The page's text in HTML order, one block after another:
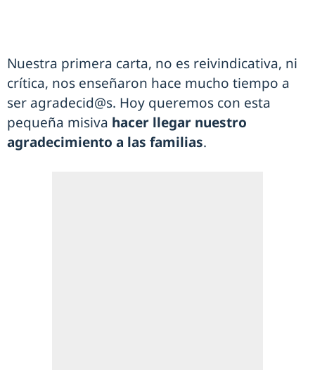
Nuestra primera carta, no es reivindicativa, ni
crítica, nos enseñaron hace mucho tiempo a
ser agradecid@s. Hoy queremos con esta
pequeña misiva hacer llegar nuestro
agradecimiento a las familias.